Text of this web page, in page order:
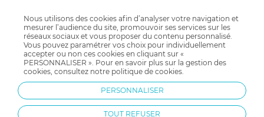
Parc Geuther Parc Belami Barriere de lit Parc bébé
Babyphone
Tapis pour parc bébé
Nous utilisons des cookies afin d’analyser votre navigation et
mesurer l’audience du site, promouvoir ses services sur les
réseaux sociaux et vous proposer du contenu personnalisé.
Vous pouvez paramétrer vos choix pour individuellement
accepter ou non ces cookies en cliquant sur «
PERSONNALISER ». Pour en savoir plus sur la gestion des
cookies, consultez notre politique de cookies.
PERSONNALISER
TOUT REFUSER